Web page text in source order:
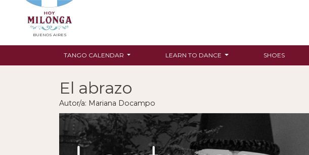
BUENOS AIRES
TANGO CALENDAR LEARN TO DANCE SHOES
El abrazo
Autor/a: Mariana Docampo